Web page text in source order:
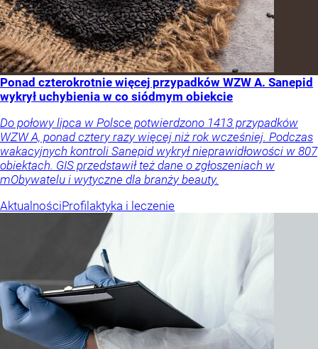
Ponad czterokrotnie więcej przypadków WZW A. Sanepid
wykrył uchybienia w co siódmym obiekcie
Do połowy lipca w Polsce potwierdzono 1413 przypadków
WZW A, ponad cztery razy więcej niż rok wcześniej. Podczas
wakacyjnych kontroli Sanepid wykrył nieprawidłowości w 807
obiektach. GIS przedstawił też dane o zgłoszeniach w
mObywatelu i wytyczne dla branży beauty.
AktualnościProfilaktyka i leczenie